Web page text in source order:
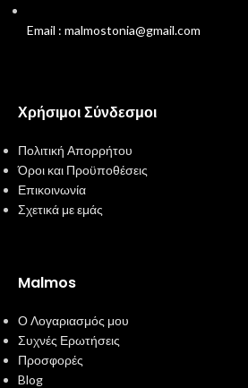
Email : malmostonia@gmail.com
Χρήσιμοι Σύνδεσμοι
Πολιτική Απορρήτου
Όροι και Προϋποθέσεις
Επικοινωνία
Σχετικά με εμάς
Malmos
Ο Λογαριασμός μου
Συχνές Ερωτήσεις
Προσφορές
Blog